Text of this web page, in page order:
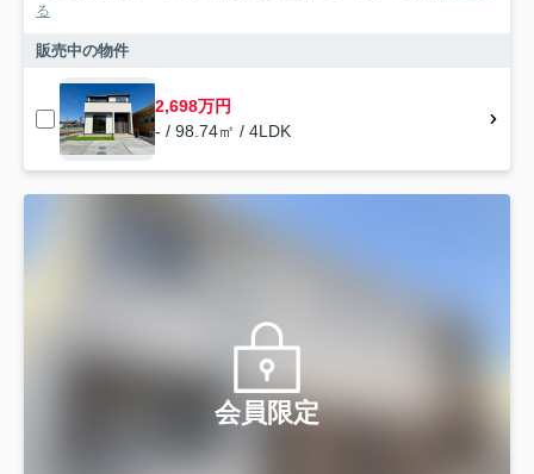
る
販売中の物件
2,698万円
- / 98.74㎡ / 4LDK
会員限定